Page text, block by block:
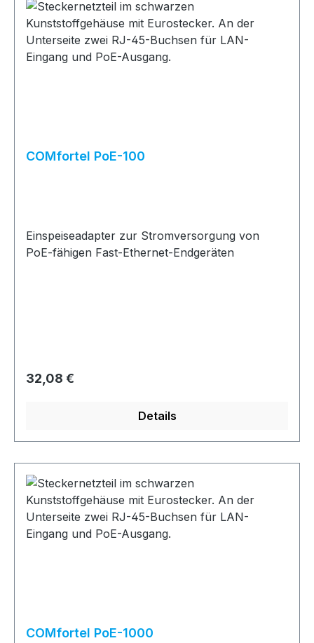
COMfortel PoE-100
Einspeiseadapter zur Stromversorgung von
PoE-fähigen Fast-Ethernet-Endgeräten
Regulärer Preis:
32,08 €
Details
COMfortel PoE-1000